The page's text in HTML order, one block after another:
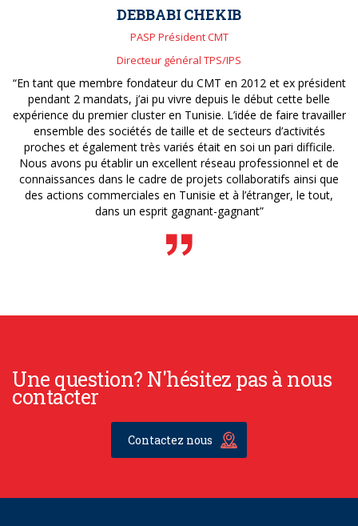
DEBBABI CHEKIB
PASP Président CMT
Directeur général TPS/IPS
“En tant que membre fondateur du CMT en 2012 et ex président
pendant 2 mandats, j’ai pu vivre depuis le début cette belle
expérience du premier cluster en Tunisie. L’idée de faire travailler
ensemble des sociétés de taille et de secteurs d’activités
proches et également très variés était en soi un pari difficile.
Nous avons pu établir un excellent réseau professionnel et de
connaissances dans le cadre de projets collaboratifs ainsi que
des actions commerciales en Tunisie et à l’étranger, le tout,
dans un esprit gagnant-gagnant”
Une question? N'hésitez pas à nous
contacter
Contactez nous